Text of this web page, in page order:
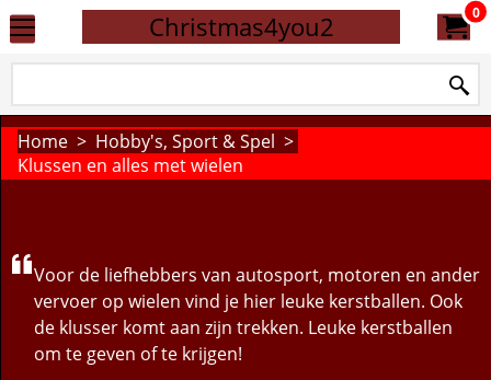
Christmas4you2 0
Home > Hobby's, Sport & Spel >
Klussen en alles met wielen
Voor de liefhebbers van autosport, motoren en ander
vervoer op wielen vind je hier leuke kerstballen. Ook
de klusser komt aan zijn trekken. Leuke kerstballen
om te geven of te krijgen!